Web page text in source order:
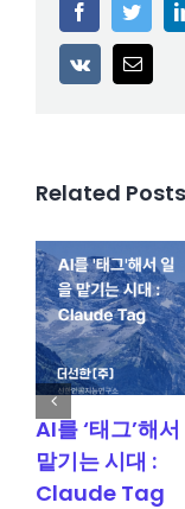
Facebook
Vk Email
Related Posts
AI를 ‘태그’해
맡기는 시대 :
Claude Tag